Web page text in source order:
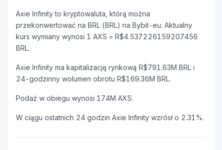
Axie Infinity to kryptowaluta, którą można
przekonwertować na BRL (BRL) na Bybit-eu. Aktualny
kurs wymiany wynosi 1 AXS = R$4.537226159207456
BRL.
Axie Infinity ma kapitalizację rynkową R$791.63M BRL i
24-godzinny wolumen obrotu R$169.36M BRL.
Podaż w obiegu wynosi 174M AXS.
W ciągu ostatnich 24 godzin Axie Infinity wzrósł o 2.31%.